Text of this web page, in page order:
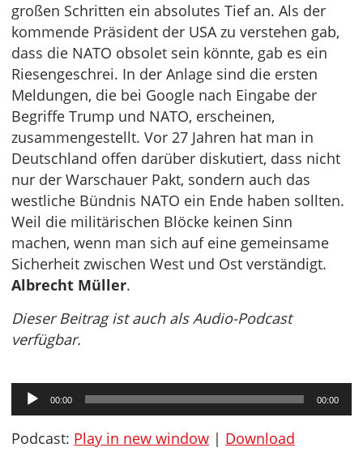
großen Schritten ein absolutes Tief an. Als der
kommende Präsident der USA zu verstehen gab,
dass die NATO obsolet sein könnte, gab es ein
Riesengeschrei. In der Anlage sind die ersten
Meldungen, die bei Google nach Eingabe der
Begriffe Trump und NATO, erscheinen,
zusammengestellt. Vor 27 Jahren hat man in
Deutschland offen darüber diskutiert, dass nicht
nur der Warschauer Pakt, sondern auch das
westliche Bündnis NATO ein Ende haben sollten.
Weil die militärischen Blöcke keinen Sinn
machen, wenn man sich auf eine gemeinsame
Sicherheit zwischen West und Ost verständigt.
Albrecht Müller.
Dieser Beitrag ist auch als Audio-Podcast
verfügbar.
Audio-
Player
00:00 00:00
Podcast: Play in new window | Download